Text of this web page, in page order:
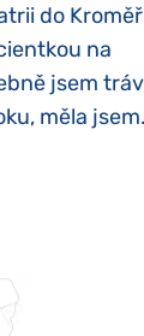
do
na
jsem
měla